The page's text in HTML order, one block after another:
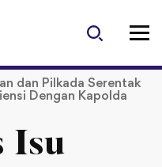
dan Pilkada Serentak
Dengan Kapolda
Isu